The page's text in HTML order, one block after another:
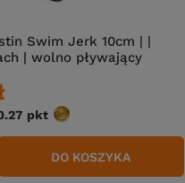
Swim Jerk 10cm | |
| wolno pływający
pktpunktów
DO KOSZYKA